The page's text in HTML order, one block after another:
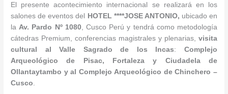
El presente acontecimiento internacional se realizará en los
salones de eventos del HOTEL ****JOSE ANTONIO, ubicado en
la Av. Pardo Nº 1080, Cusco Perú y tendrá como metodología
cátedras Premium, conferencias magistrales y plenarias, visita
cultural alValle Sagrado de los Incas: Complejo
Arqueológico de Pisac, Fortaleza y Ciudadela de
Ollantaytambo y al Complejo Arqueológico de Chinchero –
Cusco